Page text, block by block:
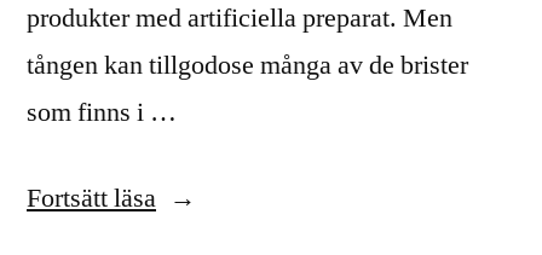
produkter med artificiella preparat. Men
tången kan tillgodose många av de brister
som finns i …
Fortsätt läsa”Tång